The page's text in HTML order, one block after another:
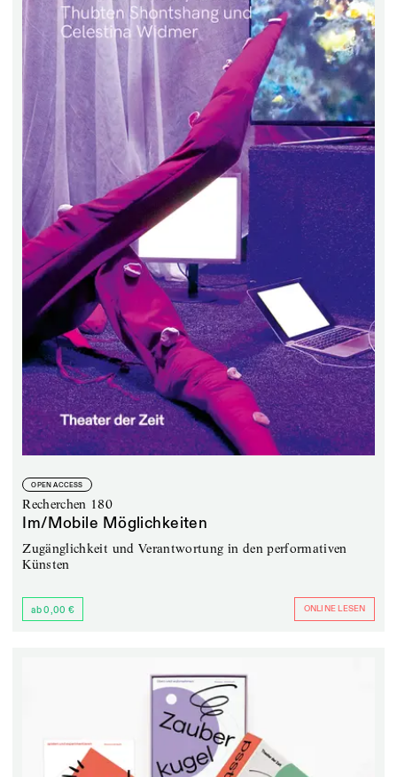
OPEN ACCESS
Recherchen 180
Im/Mobile Möglichkeiten
Zugänglichkeit und Verantwortung in den performativen
Künsten
ab 0,00 € ONLINE LESEN